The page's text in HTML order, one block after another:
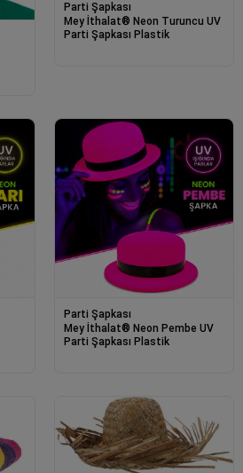
Parti Şapkası
Mey İthalat® Neon Turuncu UV
Parti Şapkası Plastik
Parti Şapkası
Mey İthalat® Neon Pembe UV
Parti Şapkası Plastik